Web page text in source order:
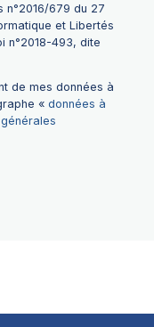
n°2016/679 du 27
et Libertés
n°2018-493, dite
de mes données à
« données à